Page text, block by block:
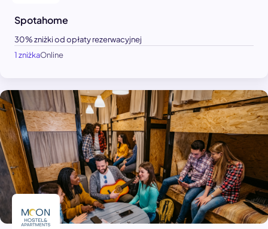
Spotahome
30% zniżki od opłaty rezerwacyjnej
1 zniżkaOnline